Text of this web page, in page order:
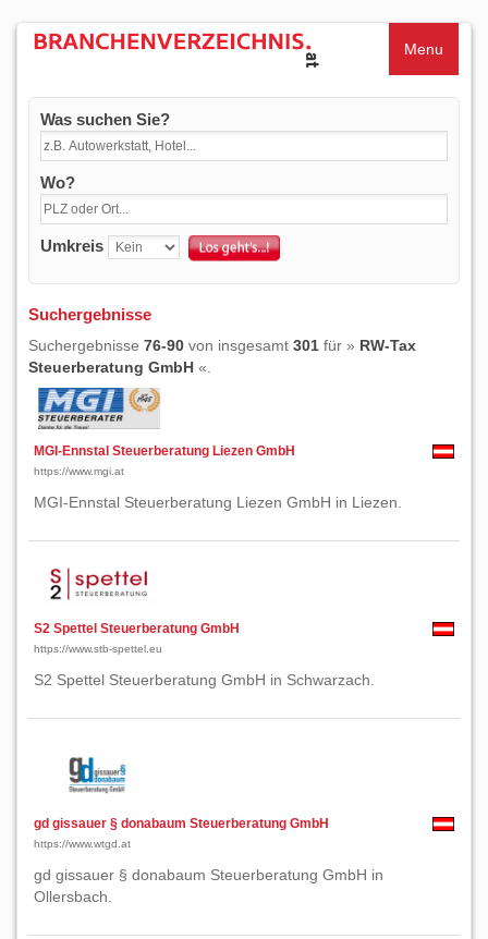
Menu
Was suchen Sie?
Wo?
Umkreis
Suchergebnisse
Suchergebnisse 76-90 von insgesamt 301 für » RW-Tax
Steuerberatung GmbH «.
MGI-Ennstal Steuerberatung Liezen GmbH
https://www.mgi.at
MGI-Ennstal Steuerberatung Liezen GmbH in Liezen.
S2 Spettel Steuerberatung GmbH
https://www.stb-spettel.eu
S2 Spettel Steuerberatung GmbH in Schwarzach.
gd gissauer § donabaum Steuerberatung GmbH
https://www.wtgd.at
gd gissauer § donabaum Steuerberatung GmbH in
Ollersbach.